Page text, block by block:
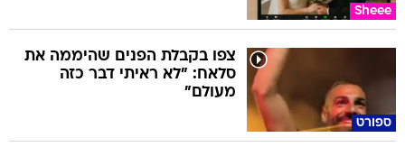
Sheee
ספורט
צפו בקבלת הפנים שהיממה את
סלאח: "לא ראיתי דבר כזה
מעולם"